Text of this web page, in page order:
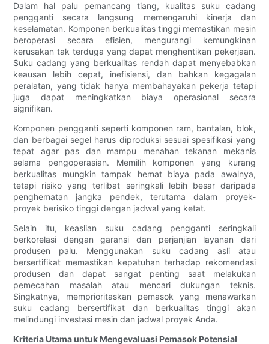
Dalam hal palu pemancang tiang, kualitas suku cadang
pengganti secara langsung memengaruhi kinerja dan
keselamatan. Komponen berkualitas tinggi memastikan mesin
beroperasi secara efisien, mengurangi kemungkinan
kerusakan tak terduga yang dapat menghentikan pekerjaan.
Suku cadang yang berkualitas rendah dapat menyebabkan
keausan lebih cepat, inefisiensi, dan bahkan kegagalan
peralatan, yang tidak hanya membahayakan pekerja tetapi
juga dapat meningkatkan biaya operasional secara
signifikan.
Komponen pengganti seperti komponen ram, bantalan, blok,
dan berbagai segel harus diproduksi sesuai spesifikasi yang
tepat agar pas dan mampu menahan tekanan mekanis
selama pengoperasian. Memilih komponen yang kurang
berkualitas mungkin tampak hemat biaya pada awalnya,
tetapi risiko yang terlibat seringkali lebih besar daripada
penghematan jangka pendek, terutama dalam proyek-
proyek berisiko tinggi dengan jadwal yang ketat.
Selain itu, keaslian suku cadang pengganti seringkali
berkorelasi dengan garansi dan perjanjian layanan dari
produsen palu. Menggunakan suku cadang asli atau
bersertifikat memastikan kepatuhan terhadap rekomendasi
produsen dan dapat sangat penting saat melakukan
pemecahan masalah atau mencari dukungan teknis.
Singkatnya, memprioritaskan pemasok yang menawarkan
suku cadang bersertifikat dan berkualitas tinggi akan
melindungi investasi mesin dan jadwal proyek Anda.
Kriteria Utama untuk Mengevaluasi Pemasok Potensial